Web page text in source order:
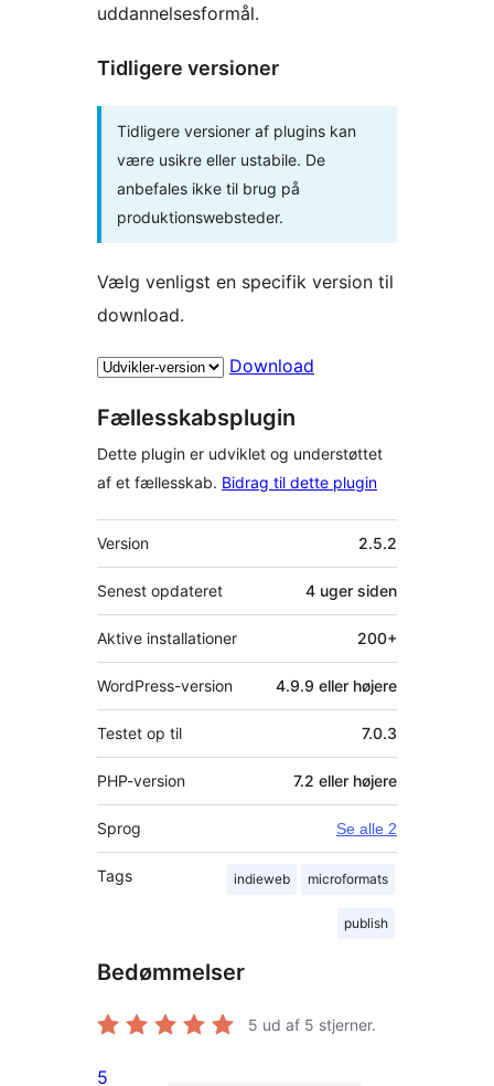
uddannelsesformål.
Tidligere versioner
Tidligere versioner af plugins kan
være usikre eller ustabile. De
anbefales ikke til brug på
produktionswebsteder.
Vælg venligst en specifik version til
download.
Download
Fællesskabsplugin
Dette plugin er udviklet og understøttet
af et fællesskab. Bidrag til dette plugin
Meta
Version 2.5.2
Senest opdateret 4 uger siden
Aktive installationer 200+
WordPress-version 4.9.9 eller højere
Testet op til 7.0.3
PHP-version 7.2 eller højere
Sprog Se alle 2
Tags indieweb microformats
publish
Bedømmelser
5 ud af 5 stjerner.
5